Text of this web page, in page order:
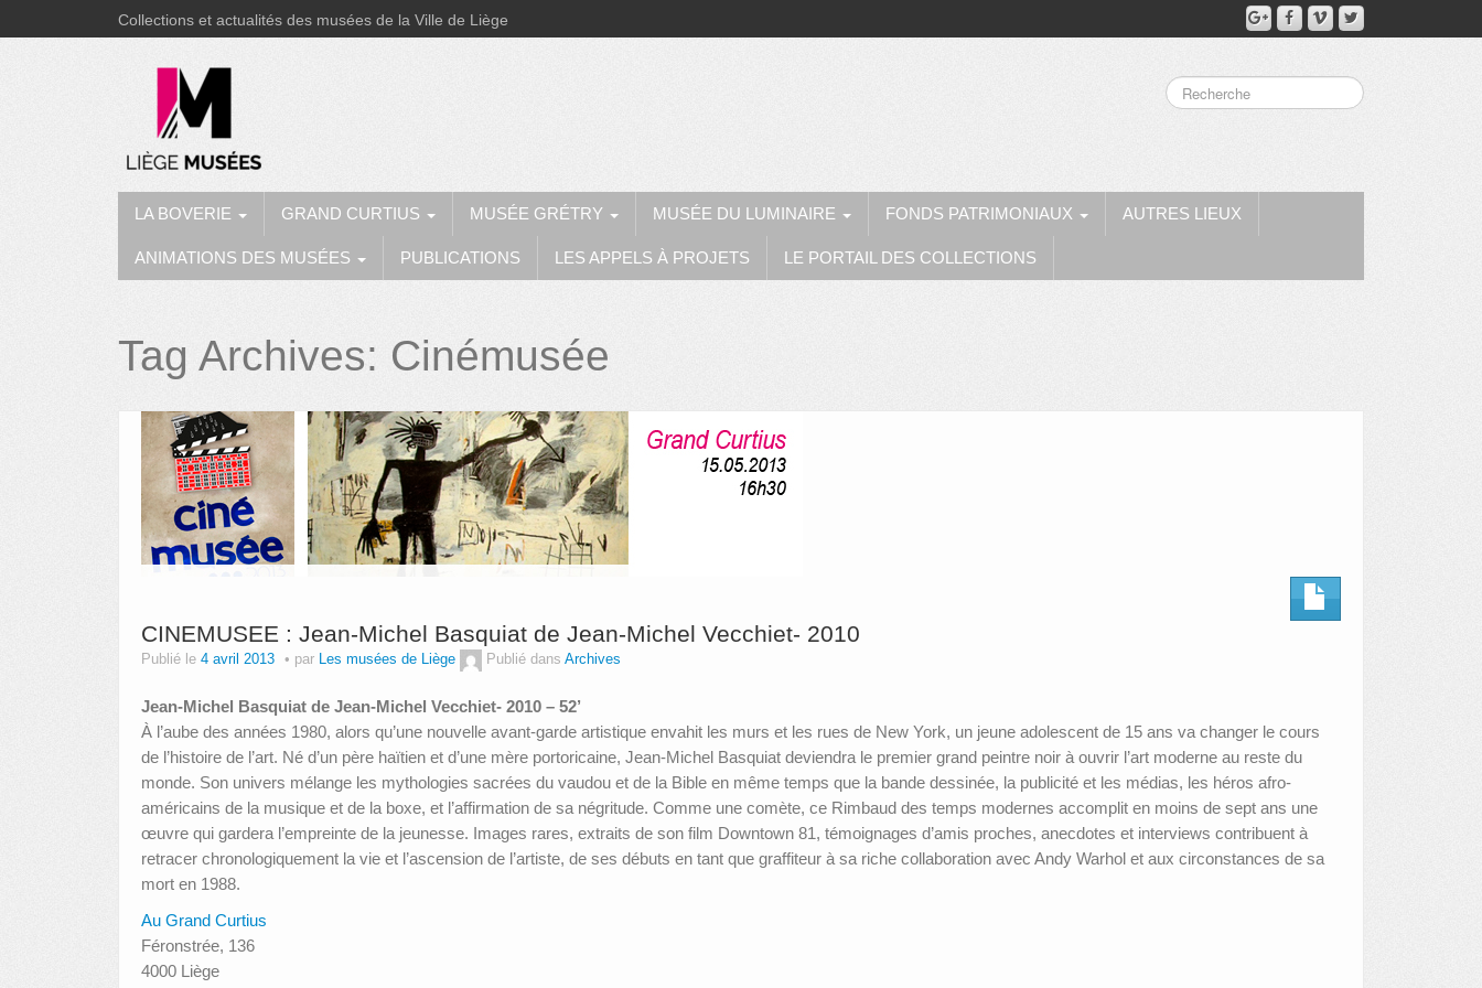
Collections et actualités des musées de la Ville de Liège
LA BOVERIE GRAND CURTIUS MUSÉE GRÉTRY MUSÉE DU LUMINAIRE FONDS PATRIMONIAUX AUTRES LIEUX
ANIMATIONS DES MUSÉES PUBLICATIONS LES APPELS À PROJETS LE PORTAIL DES COLLECTIONS
Tag Archives: Cinémusée
CINEMUSEE : Jean-Michel Basquiat de Jean-Michel Vecchiet- 2010
Publié le 4 avril 2013 par Les musées de Liège Publié dans Archives
Jean-Michel Basquiat de Jean-Michel Vecchiet- 2010 – 52’
À l’aube des années 1980, alors qu’une nouvelle avant-garde artistique envahit les murs et les rues de New York, un jeune adolescent de 15 ans va changer le cours
de l’histoire de l’art. Né d’un père haïtien et d’une mère portoricaine, Jean-Michel Basquiat deviendra le premier grand peintre noir à ouvrir l’art moderne au reste du
monde. Son univers mélange les mythologies sacrées du vaudou et de la Bible en même temps que la bande dessinée, la publicité et les médias, les héros afro-
américains de la musique et de la boxe, et l’affirmation de sa négritude. Comme une comète, ce Rimbaud des temps modernes accomplit en moins de sept ans une
œuvre qui gardera l’empreinte de la jeunesse. Images rares, extraits de son film Downtown 81, témoignages d’amis proches, anecdotes et interviews contribuent à
retracer chronologiquement la vie et l’ascension de l’artiste, de ses débuts en tant que graffiteur à sa riche collaboration avec Andy Warhol et aux circonstances de sa
mort en 1988.
Au Grand Curtius
Féronstrée, 136
4000 Liège